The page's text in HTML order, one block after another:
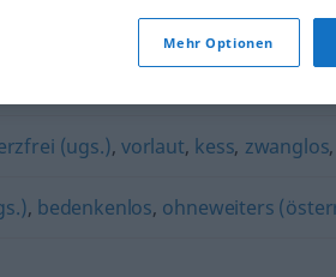
(ugs.), vorlaut, kess, zwanglos,
, bedenkenlos, ohneweiters
Mehr Optionen